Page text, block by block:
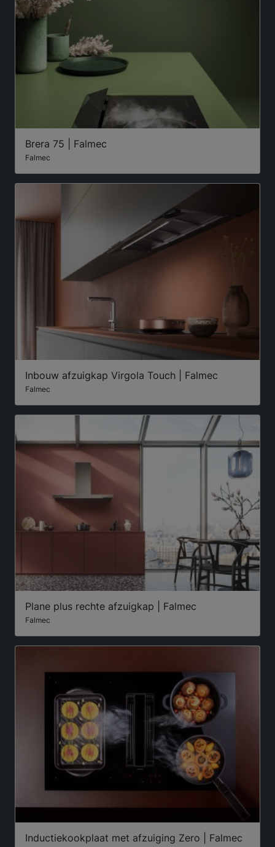
Brera 75 | Falmec
Falmec
Inbouw afzuigkap Virgola Touch | Falmec
Falmec
Plane plus rechte afzuigkap | Falmec
Falmec
Inductiekookplaat met afzuiging Zero | Falmec